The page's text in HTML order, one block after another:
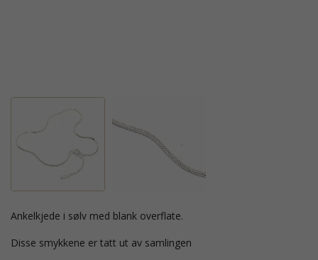
ankelkjede i sølv med blank overflate.
Disse smykkene er tatt ut av samlingen